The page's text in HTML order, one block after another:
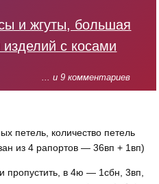
и жгуты, большая
с косами
... и 9 комментариев
петель, количество петель
из 4 рапортов — 36вп + 1вп)
пропустить, в 4ю — 1сбн, 3вп,